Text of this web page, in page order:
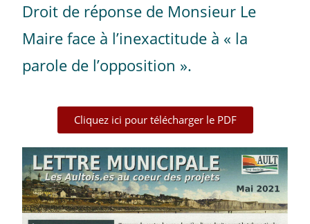
Droit de réponse de Monsieur Le
Maire face à l’inexactitude à « la
parole de l’opposition ».
Cliquez ici pour télécharger le PDF